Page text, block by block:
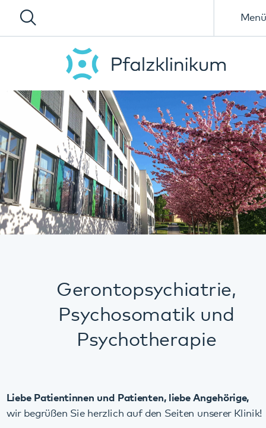
Menü
Psychosomatik und
Psychotherapie
Ältere Menschen sind oft besonderen Belastungen
ausgesetzt: Körperliche Beeinträchtigungen und